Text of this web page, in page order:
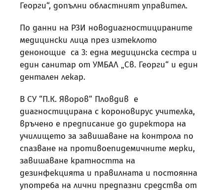
Георги“, допълни областният управител.
По данни на РЗИ новодиагностицираните
медицински лица през изтеклото
денонощие са 3: една медицинска сестра и
един санитар от УМБАЛ „Св. Георги“ и един
дентален лекар.
В СУ “П.К. Яворов“ Пловдив е
диагностицирана с короновирус учителка,
връчено е предписание до директора на
училището за завишаване на контрола по
спазване на противоепидемичните мерки,
завишаване кратността на
дезинфекцията и правилната и постоянна
употреба на лични предпазни средства от